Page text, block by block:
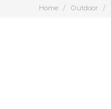
Home Outdoor